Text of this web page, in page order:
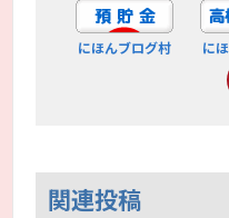
にほんブログ村 に
関連投稿